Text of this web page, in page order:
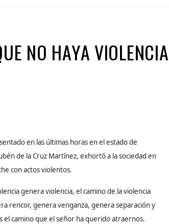
NO HAYA VIOLENCIA
en las últimas horas en el estado de
de la Cruz Martínez, exhortó a la sociedad en
con actos violentos.
genera violencia, el camino de la violencia
rencor, genera venganza, genera separación y
el camino que el señor ha querido atraernos.